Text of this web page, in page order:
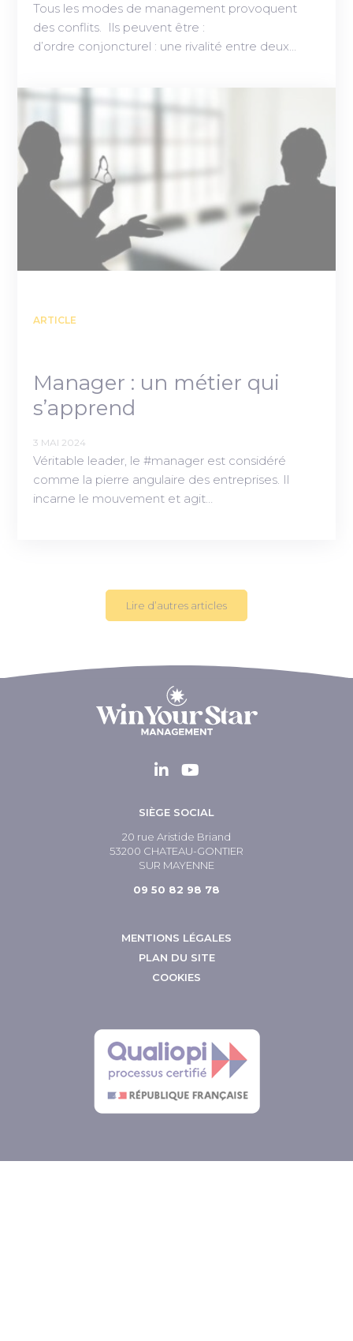
Tous les modes de management provoquent
des conflits. Ils peuvent être :
d’ordre conjoncturel : une rivalité entre deux…
ARTICLE
Manager : un métier qui
s’apprend
3 MAI 2024
Véritable leader, le #manager est considéré
comme la pierre angulaire des entreprises. Il
incarne le mouvement et agit…
Lire d’autres articles
SIÈGE SOCIAL
20 rue Aristide Briand
53200 CHATEAU-GONTIER
SUR MAYENNE
09 50 82 98 78
MENTIONS LÉGALES
PLAN DU SITE
COOKIES